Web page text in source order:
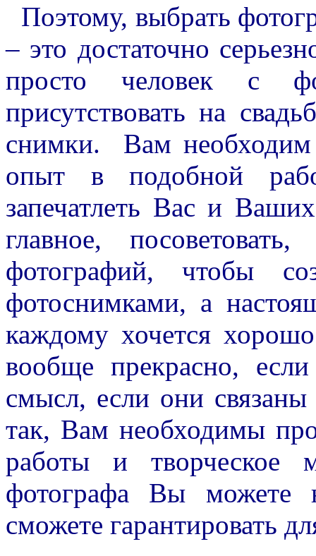
Поэтому, выбрать
– это достаточно
просто человек с
присутствовать на
снимки. Вам необходим
опыт в подобной
запечатлеть Вас и
главное,
фотографий, чтобы
фотоснимками, а
каждому хочется
вообще прекрасно,
смысл, если они
так, Вам необходимы
работы и творческое
фотографа Вы можете
сможете гарантировать